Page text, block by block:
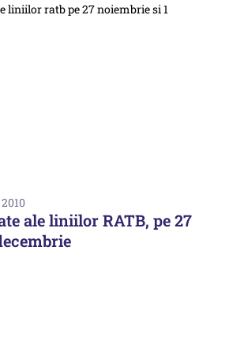
ale liniilor RATB, pe 27